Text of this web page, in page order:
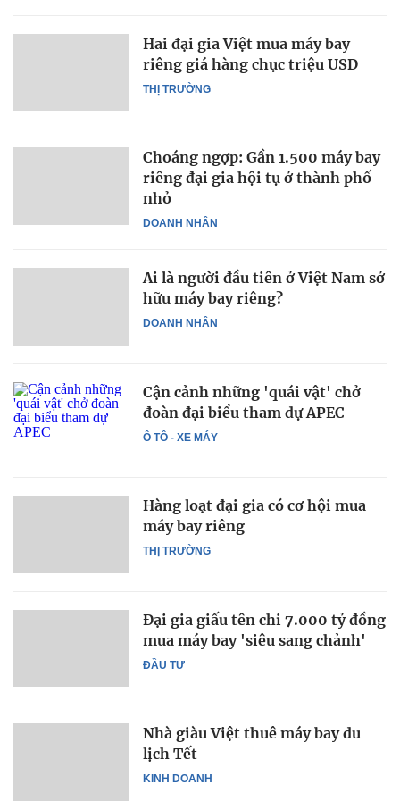
THỊ TRƯỜNG
Hai đại gia Việt mua máy bay
riêng giá hàng chục triệu USD
DOANH NHÂN
Choáng ngợp: Gần 1.500 máy bay
riêng đại gia hội tụ ở thành phố
nhỏ
DOANH NHÂN
Ai là người đầu tiên ở Việt Nam sở
hữu máy bay riêng?
Ô TÔ - XE MÁY
Cận cảnh những 'quái vật' chở
đoàn đại biểu tham dự APEC
THỊ TRƯỜNG
Hàng loạt đại gia có cơ hội mua
máy bay riêng
ĐẦU TƯ
Đại gia giấu tên chi 7.000 tỷ đồng
mua máy bay 'siêu sang chảnh'
KINH DOANH
Nhà giàu Việt thuê máy bay du
lịch Tết